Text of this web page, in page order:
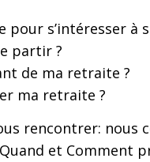
pour s’intéresser à
partir ?
de ma retraite ?
ma retraite ?
rencontrer: nous
et Comment